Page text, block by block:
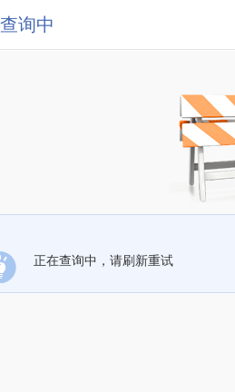
询中
正在查询中，请刷新重试